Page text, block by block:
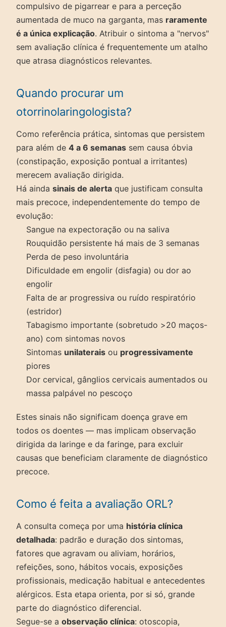
compulsivo de pigarrear e para a perceção
aumentada de muco na garganta, mas raramente
é a única explicação. Atribuir o sintoma a "nervos"
sem avaliação clínica é frequentemente um atalho
que atrasa diagnósticos relevantes.
Quando procurar um
otorrinolaringologista?
Como referência prática, sintomas que persistem
para além de 4 a 6 semanas sem causa óbvia
(constipação, exposição pontual a irritantes)
merecem avaliação dirigida.
Há ainda sinais de alerta que justificam consulta
mais precoce, independentemente do tempo de
evolução:
Sangue na expectoração ou na saliva
Rouquidão persistente há mais de 3 semanas
Perda de peso involuntária
Dificuldade em engolir (disfagia) ou dor ao
engolir
Falta de ar progressiva ou ruído respiratório
(estridor)
Tabagismo importante (sobretudo >20 maços-
ano) com sintomas novos
Sintomas unilaterais ou progressivamente
piores
Dor cervical, gânglios cervicais aumentados ou
massa palpável no pescoço
Estes sinais não significam doença grave em
todos os doentes — mas implicam observação
dirigida da laringe e da faringe, para excluir
causas que beneficiam claramente de diagnóstico
precoce.
Como é feita a avaliação ORL?
A consulta começa por uma história clínica
detalhada: padrão e duração dos sintomas,
fatores que agravam ou aliviam, horários,
refeições, sono, hábitos vocais, exposições
profissionais, medicação habitual e antecedentes
alérgicos. Esta etapa orienta, por si só, grande
parte do diagnóstico diferencial.
Segue-se a observação clínica: otoscopia,